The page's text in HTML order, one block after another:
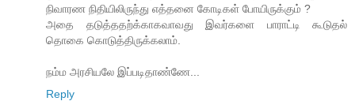
நிவாரண நிதியிலிருந்து எத்தனை கோடிகள் போயிருக்கும் ?
அதை தடுத்ததற்க்காகவாவது இவர்களை பாராட்டி கூடுதல்
தொகை கொடுத்திருக்கலாம்.
நம்ம அரசியலே இப்படிதாண்ணே...
Reply